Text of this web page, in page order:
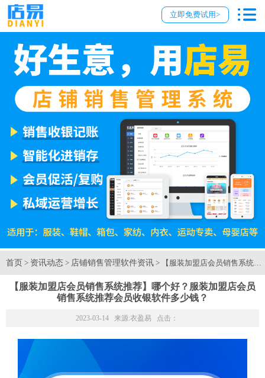
立即免费试用>
首页 > 资讯动态 > 店铺销售管理软件资讯 > 【服装加盟店会员销售系统
【服装加盟店会员销售系统推荐】哪个好？服装加盟店会员
销售系统推荐会员收银软件多少钱？
2023-03-14 来源:衣盈易 点击：